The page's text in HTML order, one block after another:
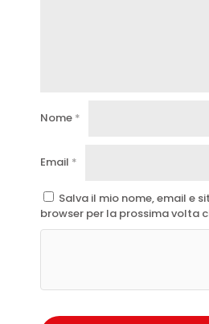
Nome *
Email *
Salva il mio nome, email e
browser per la prossima volta